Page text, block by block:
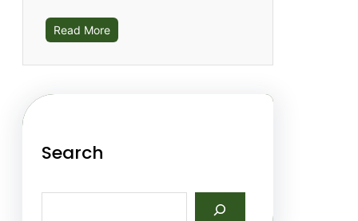
Read More
Search